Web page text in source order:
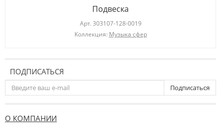
Подвеска
Арт. 303107-128-0019
Коллекция: Музыка сфер
ПОДПИСАТЬСЯ
Подписаться
О КОМПАНИИ